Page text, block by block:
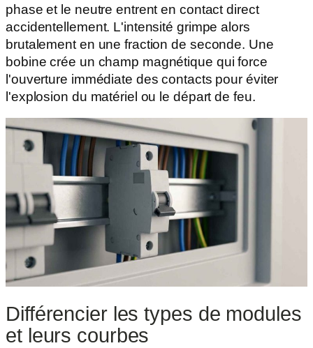
phase et le neutre entrent en contact direct
accidentellement. L'intensité grimpe alors
brutalement en une fraction de seconde. Une
bobine crée un champ magnétique qui force
l'ouverture immédiate des contacts pour éviter
l'explosion du matériel ou le départ de feu.
Différencier les types de modules
et leurs courbes